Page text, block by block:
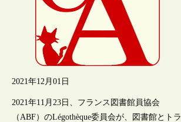
2021年12月01日
2021年11月23日、フランス図書館員協会
（ABF）のLégothèque委員会が、図書館とトラ